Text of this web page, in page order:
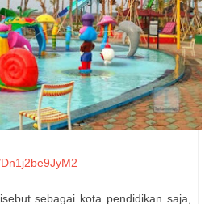
sebagai kota pendidikan saja,